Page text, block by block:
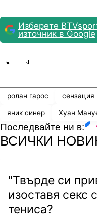
Изберете
източник в Google
ролан гарос сензация
яник синер Хуан
Последвайте ни в:
ВСИЧКИ
"Твърде си
изоставя секс
тениса?